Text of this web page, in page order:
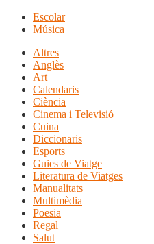
Escolar
Música
Altres
Anglès
Art
Calendaris
Ciència
Cinema i Televisió
Cuina
Diccionaris
Esports
Guies de Viatge
Literatura de Viatges
Manualitats
Multimèdia
Poesia
Regal
Salut